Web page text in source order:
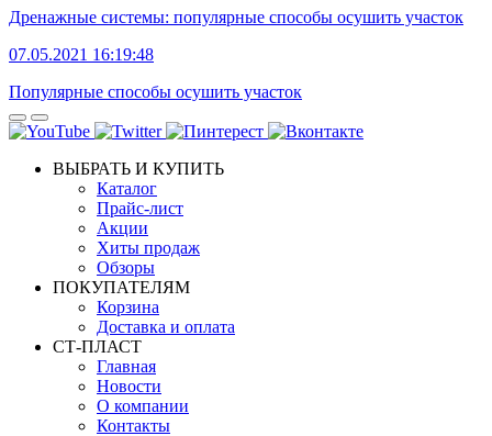
Дренажные системы: популярные способы осушить участок
07.05.2021 16:19:48
Популярные способы осушить участок
ВЫБРАТЬ И КУПИТЬ
Каталог
Прайс-лист
Акции
Хиты продаж
Обзоры
ПОКУПАТЕЛЯМ
Корзина
Доставка и оплата
СТ-ПЛАСТ
Главная
Новости
О компании
Контакты